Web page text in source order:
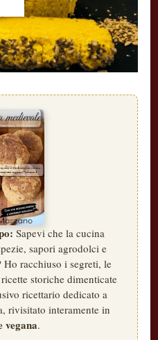
Sapevi che la cucina
sapori agrodolci e
racchiuso i segreti, le
storiche dimenticate
ricettario dedicato a
rivisitato interamente in
vegana.